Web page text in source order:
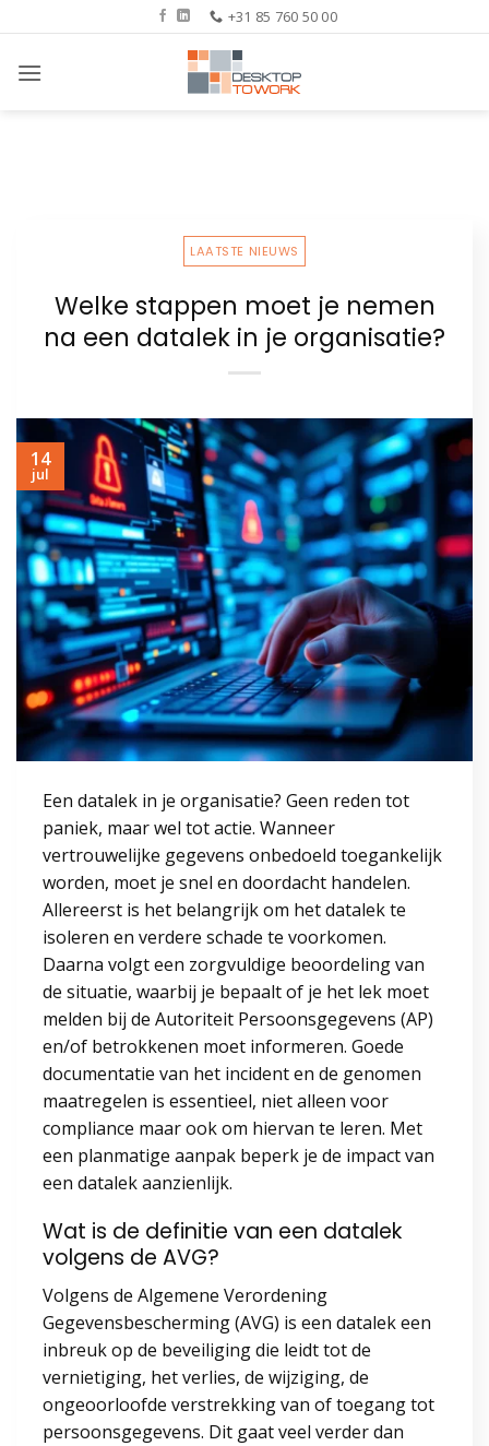
naar
inhoud
+31 85 760 50 00
LAATSTE NIEUWS
Welke stappen moet je nemen
na een datalek in je organisatie?
14
jul
Een datalek in je organisatie? Geen reden tot
paniek, maar wel tot actie. Wanneer
vertrouwelijke gegevens onbedoeld toegankelijk
worden, moet je snel en doordacht handelen.
Allereerst is het belangrijk om het datalek te
isoleren en verdere schade te voorkomen.
Daarna volgt een zorgvuldige beoordeling van
de situatie, waarbij je bepaalt of je het lek moet
melden bij de Autoriteit Persoonsgegevens (AP)
en/of betrokkenen moet informeren. Goede
documentatie van het incident en de genomen
maatregelen is essentieel, niet alleen voor
compliance maar ook om hiervan te leren. Met
een planmatige aanpak beperk je de impact van
een datalek aanzienlijk.
Wat is de definitie van een datalek
volgens de AVG?
Volgens de Algemene Verordening
Gegevensbescherming (AVG) is een datalek een
inbreuk op de beveiliging die leidt tot de
vernietiging, het verlies, de wijziging, de
ongeoorloofde verstrekking van of toegang tot
persoonsgegevens. Dit gaat veel verder dan